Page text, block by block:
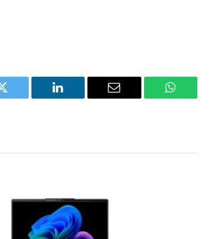
Twitter LinkedIn Email